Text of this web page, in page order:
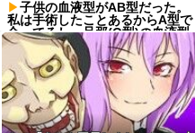
子供の血液型がAB型だった。
私は手術したことあるからA型で
合ってるし…旦那(O型)の血液型
を調べてみよう」→ 結果・・・
トメ「うちも同居しましょ
う！」夫「分かったよ」私「え
っ…？」→数カ月後、夫が笑顔
で語った同居計画の中身にトメ
絶句…